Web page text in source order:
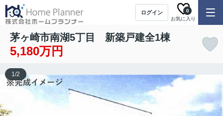
ログイン
お気に入り
0
茅ヶ崎市南湖5丁目 新築戸建全1棟
5,180万円
1/2